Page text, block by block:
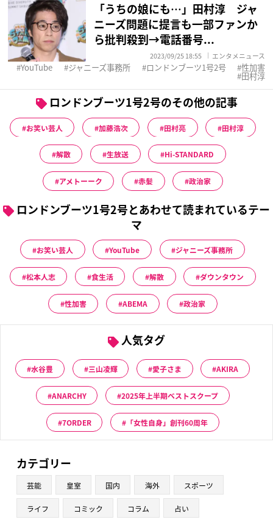
「うちの娘にも…」田村淳 ジャ
ニーズ問題に提言も一部ファンか
ら批判殺到→電話番号...
2023/09/25 18:55 エンタメニュース
YouTube ジャニーズ事務所 ロンドンブーツ1号2号 性加害
田村淳
ロンドンブーツ1号2号のその他の記事
お笑い芸人 加藤浩次 田村亮 田村淳
解散 生放送 Hi-STANDARD
アメトーーク 赤髪 政治家
ロンドンブーツ1号2号とあわせて読まれているテー
マ
お笑い芸人 YouTube ジャニーズ事務所
松本人志 食生活 解散 ダウンタウン
性加害 ABEMA 政治家
人気タグ
水谷豊 三山凌輝 愛子さま AKIRA
ANARCHY 2025年上半期ベストスクープ
7ORDER 「女性自身」創刊60周年
カテゴリー
芸能 皇室 国内 海外 スポーツ
ライフ コミック コラム 占い